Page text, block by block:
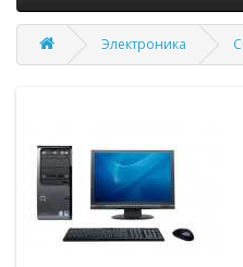
Электроника